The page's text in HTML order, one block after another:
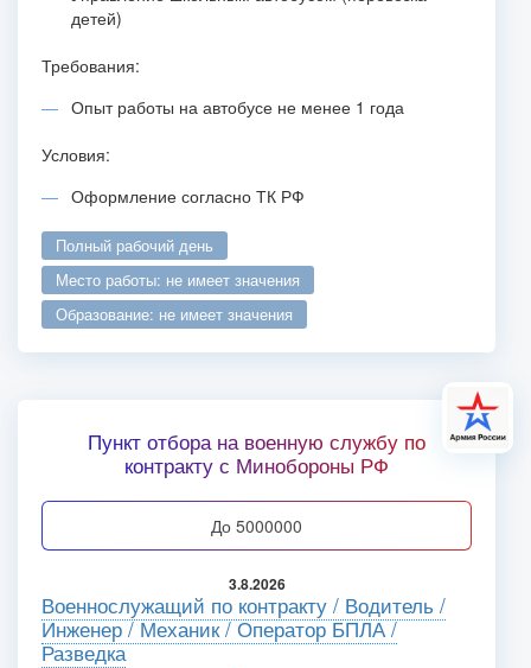
детей)
Требования:
Опыт работы на автобусе не менее 1 года
Условия:
Оформление согласно ТК РФ
полный рабочий день
место работы: не имеет значения
образование: не имеет значения
Пункт отбора на военную службу по
контракту с Минобороны РФ
до 5000000
3.8.2026
Военнослужащий по контракту / Водитель /
Инженер / Механик / Оператор БПЛА /
Разведка